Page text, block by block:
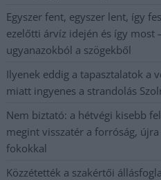
Egyszer fent, egyszer lent, így
ezelőtti árvíz idején és így most
ugyanazokból a szögekből
Ilyenek eddig a tapasztalatok a
miatt ingyenes a strandolás
Nem biztató: a hétvégi kisebb
megint visszatér a forróság,
fokokkal
Közzétették a szakértői